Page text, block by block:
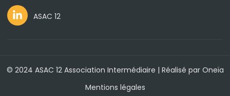
ASAC 12
© 2024 ASAC 12 Association Intermédiaire | Réalisé par Oneïa
Mentions légales